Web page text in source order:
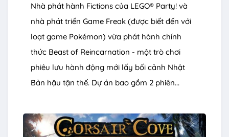
Nhà phát hành Fictions của LEGO® Party! và
nhà phát triển Game Freak (được biết đến với
loạt game Pokémon) vừa phát hành chính
thức Beast of Reincarnation - một trò chơi
phiêu lưu hành động mới lấy bối cảnh Nhật
Bản hậu tận thế. Dự án bao gồm 2 phiên...